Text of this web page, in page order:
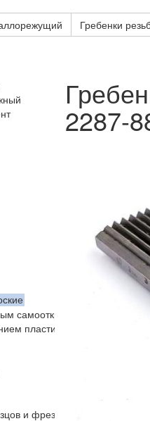
Гребенки
самооткрывающимся
пластин
и фрез
2287-